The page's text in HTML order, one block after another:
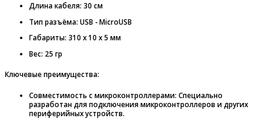
Длина кабеля: 30 см
Тип разъёма: USB - MicroUSB
Габариты: 310 x 10 x 5 мм
Вес: 25 гр
Ключевые преимущества:
Совместимость с микроконтроллерами: Специально
разработан для подключения микроконтроллеров и других
периферийных устройств.